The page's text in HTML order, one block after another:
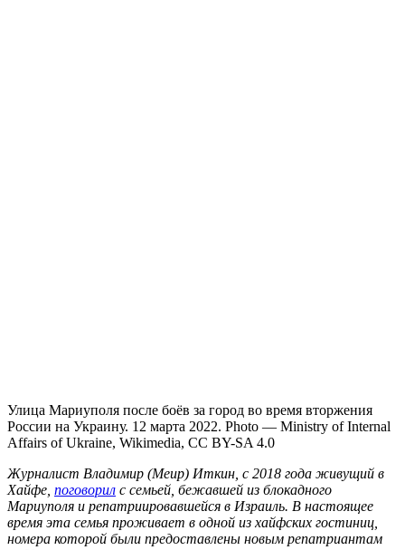
Улица Мариуполя после боёв за город во время вторжения
России на Украину. 12 марта 2022. Photo — Ministry of Internal
Affairs of Ukraine, Wikimedia, CC BY-SA 4.0
Журналист Владимир (Меир) Иткин, с 2018 года живущий в
Хайфе, поговорил с семьей, бежавшей из блокадного
Мариуполя и репатриировавшейся в Израиль. В настоящее
время эта семья проживает в одной из хайфских гостиниц,
номера которой были предоставлены новым репатриантам